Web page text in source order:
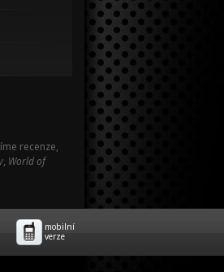
recenze,
, World of
mobilní
verze